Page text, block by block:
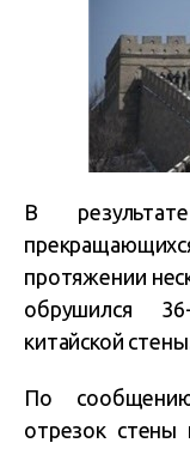
В
протяжении
обрушился
китайской
По
отрезок стены